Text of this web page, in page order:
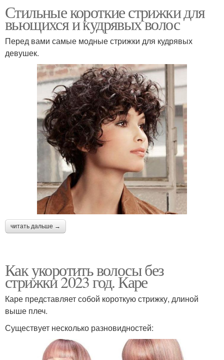
Стильные короткие стрижки для
вьющихся и кудрявых волос
Перед вами самые модные стрижки для кудрявых
девушек.
читать дальше →
Как укоротить волосы без
стрижки 2023 год. Каре
Каре представляет собой короткую стрижку, длиной
выше плеч.
Существует несколько разновидностей: